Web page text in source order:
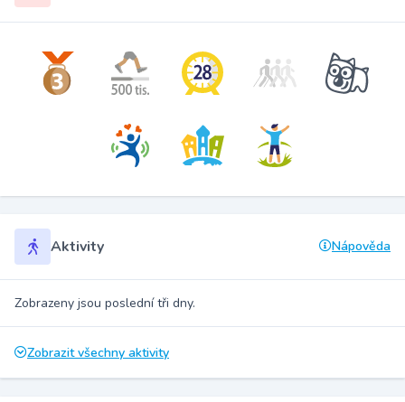
Aktivity Nápověda
Zobrazeny jsou poslední tři dny.
Zobrazit všechny aktivity